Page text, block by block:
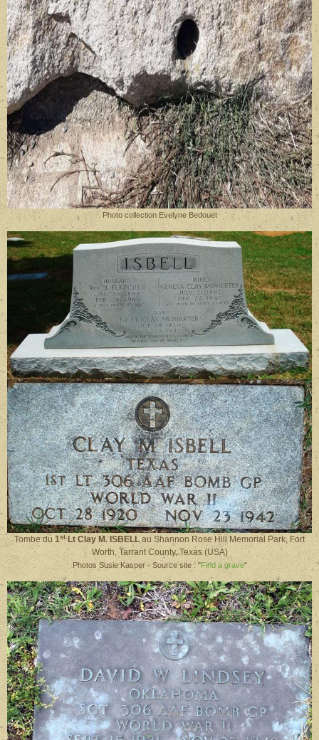
Photo collection Evelyne Bedouet
Tombe du 1stLt Clay M. ISBELL au Shannon Rose Hill Memorial Park, Fort
Worth, Tarrant County, Texas (USA)
Photos Susie Kasper - Source site : "Find a grave"